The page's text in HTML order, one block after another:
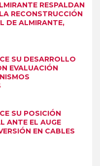
RESPALDAN
RECONSTRUCCIÓN
DE ALMIRANTE,
SU DESARROLLO
EVALUACIÓN
SU POSICIÓN
ANTE EL AUGE
EN CABLES